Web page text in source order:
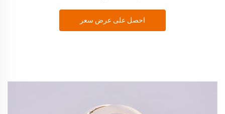
احصل على عرض سعر